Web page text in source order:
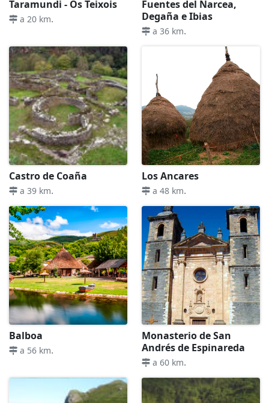
Taramundi - Os Teixois
a 20 km.
Fuentes del Narcea,
Degaña e Ibias
a 36 km.
Castro de Coaña
a 39 km.
Los Ancares
a 48 km.
Balboa
a 56 km.
Monasterio de San
Andrés de Espinareda
a 60 km.